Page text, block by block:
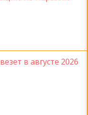
в августе 2026